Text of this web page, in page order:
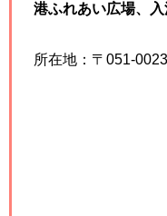
港ふれあい広場、入
所在地：〒051-